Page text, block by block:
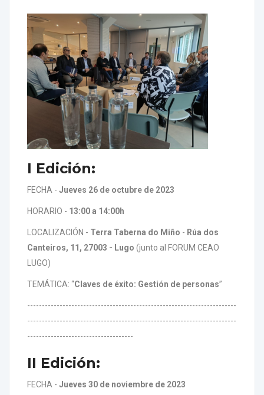
I Edición:
FECHA - Jueves 26 de octubre de 2023
HORARIO - 13:00 a 14:00h
LOCALIZACIÓN - Terra Taberna do Miño - Rúa dos
Canteiros, 11, 27003 - Lugo (junto al FORUM CEAO
LUGO)
TEMÁTICA: “Claves de éxito: Gestión de personas”
-----------------------------------------------------------------------
-----------------------------------------------------------------------
------------------------------------
II Edición:
FECHA - Jueves 30 de noviembre de 2023